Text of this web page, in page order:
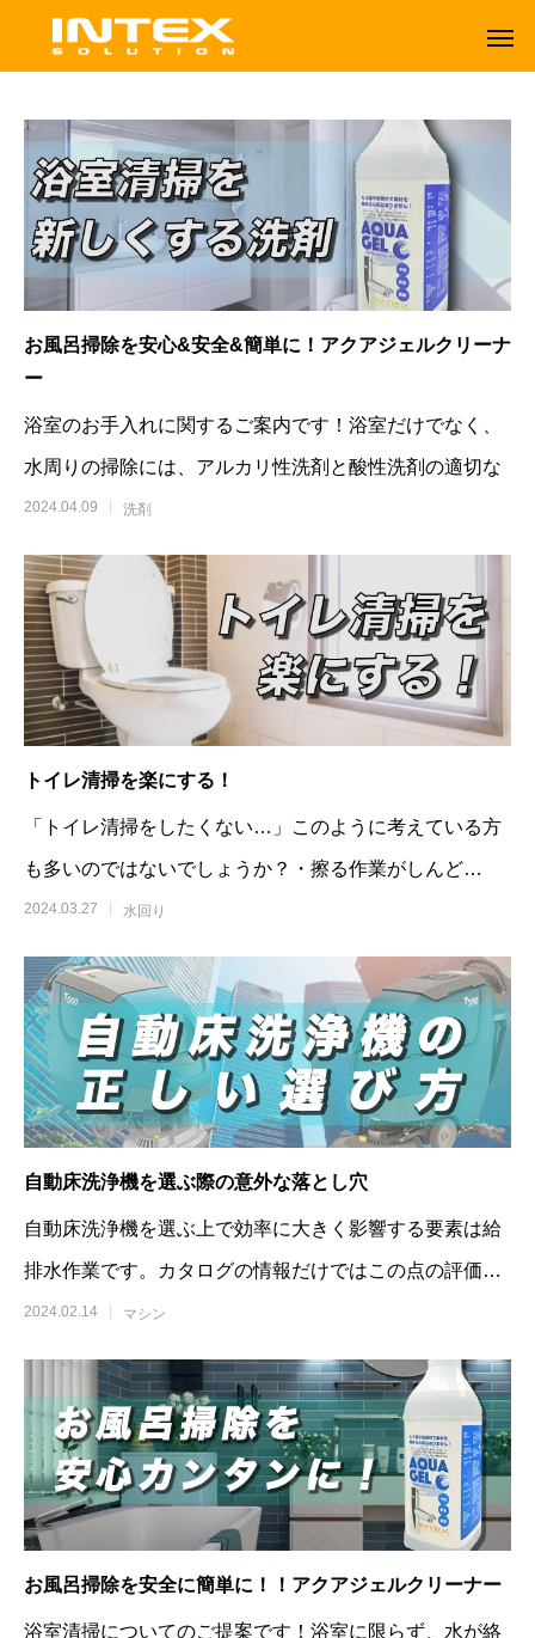
ORBOT
お風呂掃除を安心&安全&簡単に！アクアジェルクリーナ
ー
浴室のお手入れに関するご案内です！浴室だけでなく、
水周りの掃除には、アルカリ性洗剤と酸性洗剤の適切な
2024.04.09 洗剤
トイレ清掃を楽にする！
「トイレ清掃をしたくない…」このように考えている方
も多いのではないでしょうか？・擦る作業がしんど
い…・やっても意味がないほど汚れ
2024.03.27 水回り
自動床洗浄機を選ぶ際の意外な落とし穴
自動床洗浄機を選ぶ上で効率に大きく影響する要素は給
排水作業です。カタログの情報だけではこの点の評価が
難しいため、実際にマシン
2024.02.14 マシン
お風呂掃除を安全に簡単に！！アクアジェルクリーナー
浴室清掃についてのご提案です！浴室に限らず、水が絡